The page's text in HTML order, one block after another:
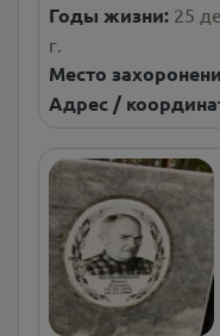
Годы жизни: 25
г.
Место
Адрес /